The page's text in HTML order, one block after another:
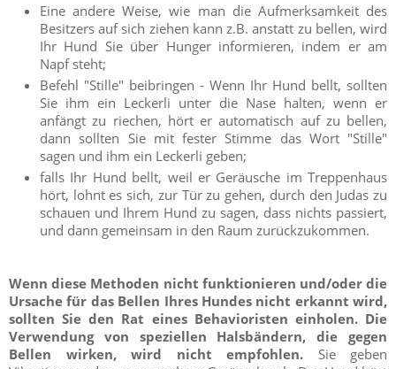
Eine andere Weise, wie man die Aufmerksamkeit des
Besitzers auf sich ziehen kann z.B. anstatt zu bellen, wird
Ihr Hund Sie über Hunger informieren, indem er am
Napf steht;
Befehl "Stille" beibringen - Wenn Ihr Hund bellt, sollten
Sie ihm ein Leckerli unter die Nase halten, wenn er
anfängt zu riechen, hört er automatisch auf zu bellen,
dann sollten Sie mit fester Stimme das Wort "Stille"
sagen und ihm ein Leckerli geben;
falls Ihr Hund bellt, weil er Geräusche im Treppenhaus
hört, lohnt es sich, zur Tür zu gehen, durch den Judas zu
schauen und Ihrem Hund zu sagen, dass nichts passiert,
und dann gemeinsam in den Raum zurückzukommen.
Wenn diese Methoden nicht funktionieren und/oder die
Ursache für das Bellen Ihres Hundes nicht erkannt wird,
sollten Sie den Rat eines Behavioristen einholen. Die
Verwendung von speziellen Halsbändern, die gegen
Bellen wirken, wird nicht empfohlen. Sie geben